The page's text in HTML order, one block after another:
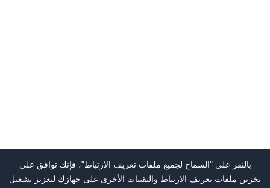
بالنقر على "السماح لجميع ملفات تعريف الارتباط"، فإنك توافق على
تخزين ملفات تعريف الارتباط والتقنيات الأخرى على جهازك لتعزيز تشغيل